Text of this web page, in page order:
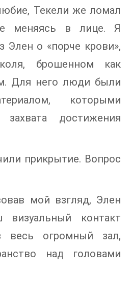
Текели же ломал
меняясь в лице. Я
Элен о «порче крови»,
брошенном как
Для него люди были
которыми
достижения
прикрытие. Вопрос
мой взгляд, Элен
визуальный контакт
весь огромный зал,
над головами